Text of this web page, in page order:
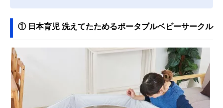
① 日本育児 洗えてたためるポータブルベビーサークル